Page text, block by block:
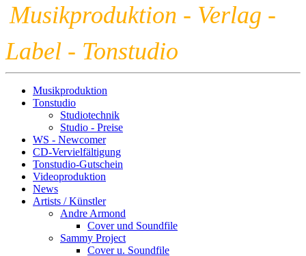
Musikproduktion - Verlag -
Label - Tonstudio
Musikproduktion
Tonstudio
Studiotechnik
Studio - Preise
WS - Newcomer
CD-Vervielfältigung
Tonstudio-Gutschein
Videoproduktion
News
Artists / Künstler
Andre Armond
Cover und Soundfile
Sammy Project
Cover u. Soundfile